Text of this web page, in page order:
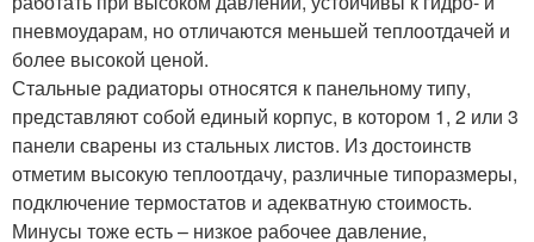
пневмоударам, но отличаются меньшей теплоотдачей и
более высокой ценой.
Стальные радиаторы относятся к панельному типу,
представляют собой единый корпус, в котором 1, 2 или 3
панели сварены из стальных листов. Из достоинств
отметим высокую теплоотдачу, различные типоразмеры,
подключение термостатов и адекватную стоимость.
Минусы тоже есть – низкое рабочее давление,